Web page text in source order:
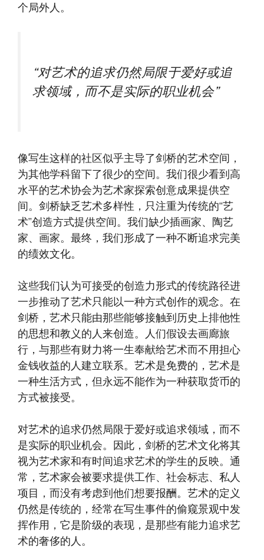
个局外人。
“对艺术的追求仍然局限于爱好或追
求领域，而不是实际的职业机会”
像写生这样的社区似乎主导了剑桥的艺术空间，
为其他学科留下了很少的空间。我们很少看到高
水平的艺术协会为艺术家探索创意成果提供空
间。剑桥缺乏艺术多样性，只注重为传统的“艺
术”创造方式提供空间。我们缺少插画家、陶艺
家、画家。最终，我们形成了一种不断追求完美
的绩效文化。
这些我们认为可接受的创造力形式的传统路径进
一步推动了艺术只能以一种方式创作的观念。在
剑桥，艺术只能由那些能够接触到历史上排他性
的思想和教义的人来创造。人们假设去画廊旅
行，与那些有财力将一生奉献给艺术而不用担心
金钱收益的人建立联系。艺术是免费的，艺术是
一种生活方式，但永远不能作为一种获取货币的
方式被接受。
对艺术的追求仍然局限于爱好或追求领域，而不
是实际的职业机会。因此，剑桥的艺术文化将其
视为艺术家和有时间追求艺术的学生的反映。通
常，艺术家会被要求提供工作、社会标志、私人
项目，而没有考虑到他们想要报酬。艺术的定义
仍然是传统的，经常在写生事件的偷窥景观中发
挥作用，它是阶级的表现，是那些有能力追求艺
术的奢侈的人。